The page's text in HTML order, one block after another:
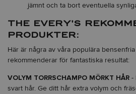
jämnt och ta bort eventuella
THE EVERY'S
PRODUKTER:
Här är några av våra populära
rekommenderar för fantastiska resultat:
VOLYM TORRSCHAMPO MÖRKT HÅR -
svart hår. Ge ditt hår extra volym och